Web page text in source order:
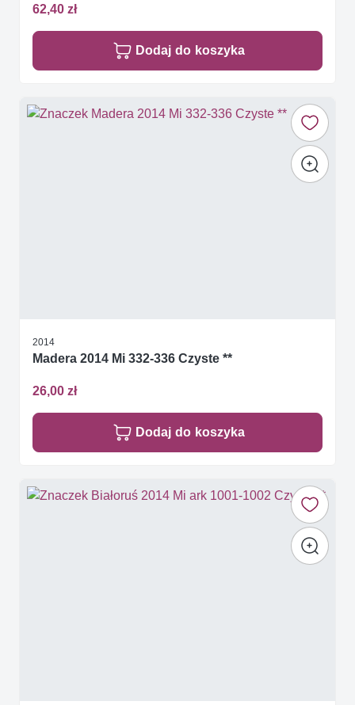
62,40 zł
Dodaj do koszyka
2014
Madera 2014 Mi 332-336 Czyste **
26,00 zł
Dodaj do koszyka